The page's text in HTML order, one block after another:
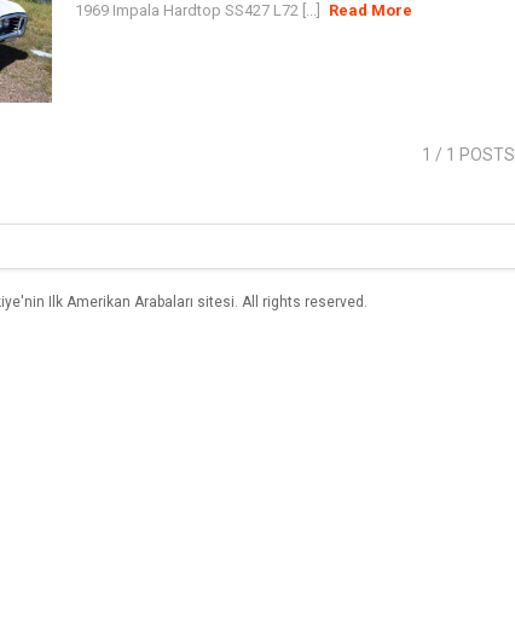
1969 Impala Hardtop SS427 L72 [...] Read More
1 / 1 POSTS
Ilk Amerikan Arabaları sitesi. All rights reserved.